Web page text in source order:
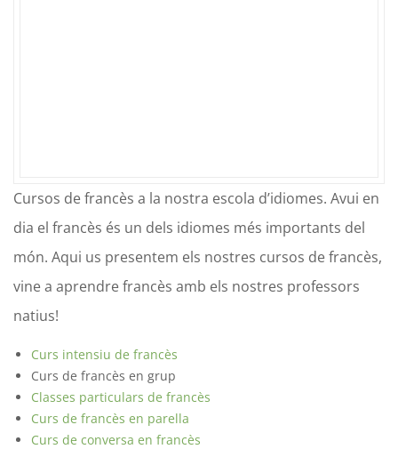
Cursos de francès a la nostra escola d’idiomes. Avui en
dia el francès és un dels idiomes més importants del
món. Aqui us presentem els nostres cursos de francès,
vine a aprendre francès amb els nostres professors
natius!
Curs intensiu de francès
Curs de francès en grup
Classes particulars de francès
Curs de francès en parella
Curs de conversa en francès